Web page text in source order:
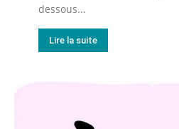
dessous...
Lire la suite